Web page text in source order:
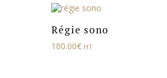
Régie sono
100.00€ HT